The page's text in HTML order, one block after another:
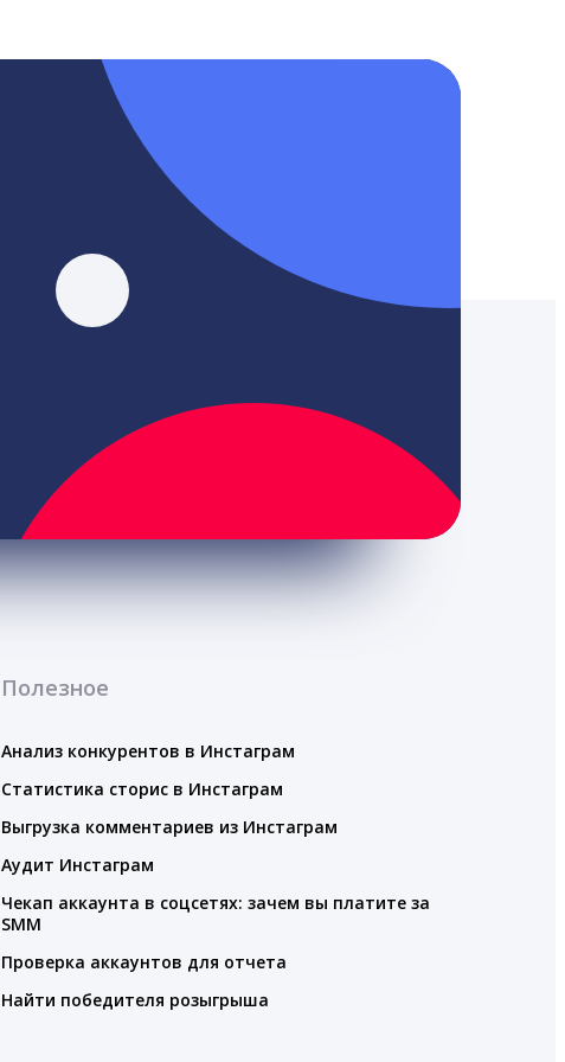
Полезное
Анализ конкурентов в Инстаграм
Статистика сторис в Инстаграм
Выгрузка комментариев из Инстаграм
Аудит Инстаграм
Чекап аккаунта в соцсетях: зачем вы платите за
SMM
Проверка аккаунтов для отчета
Найти победителя розыгрыша